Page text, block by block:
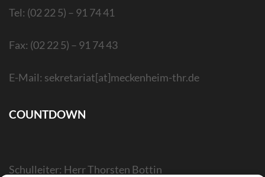
Tel: (02 22 5) – 91 74 41
Fax: (02 22 5) – 91 74 43
E-Mail: sekretariat[at]meckenheim-thr.de
COUNTDOWN
Schulleiter: Herr Thorsten Bottin